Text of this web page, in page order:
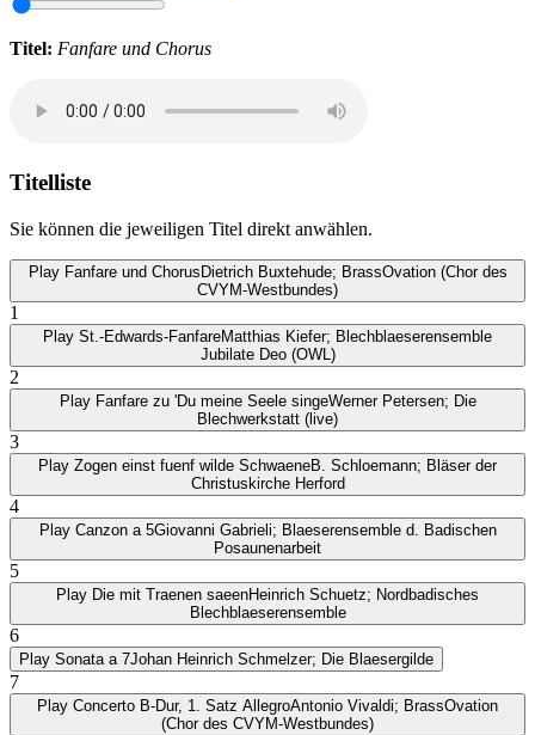
Titel: Fanfare und Chorus
Titelliste
Sie können die jeweiligen Titel direkt anwählen.
Play Fanfare und Chorus Dietrich Buxtehude; BrassOvation (Chor des
CVYM-Westbundes)
1
Play St.-Edwards-FanfareMatthias Kiefer; Blechblaeserensemble
Jubilate Deo (OWL)
2
Play Fanfare zu 'Du meine Seele singeWerner Petersen; Die
Blechwerkstatt (live)
3
Play Zogen einst fuenf wilde SchwaeneB. Schloemann; Bläser der
Christuskirche Herford
4
Play Canzon a 5Giovanni Gabrieli; Blaeserensemble d. Badischen
Posaunenarbeit
5
Play Die mit Traenen saeenHeinrich Schuetz; Nordbadisches
Blechblaeserensemble
6
Play Sonata a 7Johan Heinrich Schmelzer; Die Blaesergilde
7
Play Concerto B-Dur, 1. Satz AllegroAntonio Vivaldi; BrassOvation
(Chor des CVYM-Westbundes)